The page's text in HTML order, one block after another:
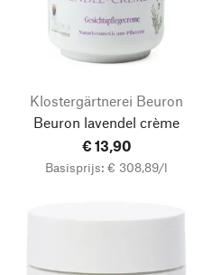
Klostergärtnerei Beuron
Beuron lavendel crème
€ 13,90
Basisprijs: € 308,89/l